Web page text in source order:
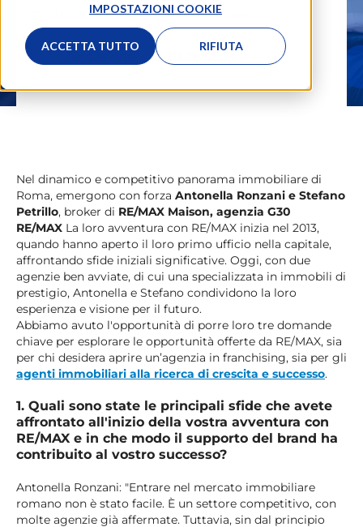
IMPOSTAZIONI COOKIE
ACCETTA TUTTO RIFIUTA
#Interviste,#Agenzia Immobiliare
Nel dinamico e competitivo panorama immobiliare di
Roma, emergono con forza Antonella Ronzani e Stefano
Petrillo, broker di RE/MAX Maison, agenzia G30
RE/MAX La loro avventura con RE/MAX inizia nel 2013,
quando hanno aperto il loro primo ufficio nella capitale,
affrontando sfide iniziali significative. Oggi, con due
agenzie ben avviate, di cui una specializzata in immobili di
prestigio, Antonella e Stefano condividono la loro
esperienza e visione per il futuro.
Abbiamo avuto l'opportunità di porre loro tre domande
chiave per esplorare le opportunità offerte da RE/MAX, sia
per chi desidera aprire un’agenzia in franchising, sia per gli
agenti immobiliari alla ricerca di crescita e successo.
1. Quali sono state le principali sfide che avete
affrontato all'inizio della vostra avventura con
RE/MAX e in che modo il supporto del brand ha
contribuito al vostro successo?
Antonella Ronzani: "Entrare nel mercato immobiliare
romano non è stato facile. È un settore competitivo, con
molte agenzie già affermate. Tuttavia, sin dal principio